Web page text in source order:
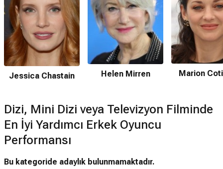
Jessica Chastain Helen Mirren Marion
Dizi, Mini Dizi veya Televizyon Filminde
En İyi Yardımcı Erkek Oyuncu
Performansı
Bu kategoride adaylık bulunmamaktadır.